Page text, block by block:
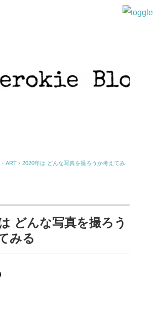
ART › 2020年は どんな写真を撮ろうか考えてみ
どんな写真を撮ろう
みる